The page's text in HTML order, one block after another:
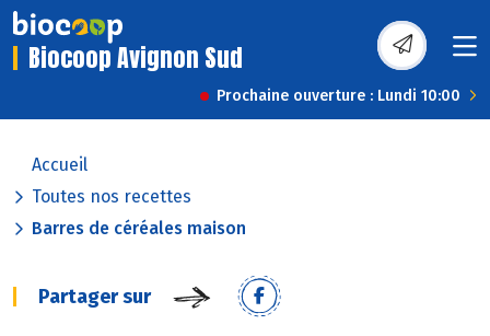
Biocoop Avignon Sud
Prochaine ouverture : Lundi 10:00
Accueil
Toutes nos recettes
Barres de céréales maison
Partager sur